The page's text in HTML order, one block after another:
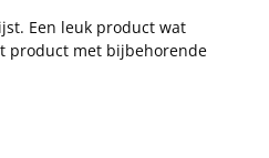
Een leuk product wat
product met bijbehorende